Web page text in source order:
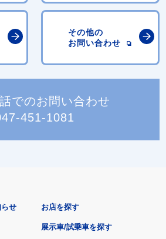
その他の
お問い合わせ
でのお問い合わせ
451-1081
せ お店を探す
展示車/試乗車を探す